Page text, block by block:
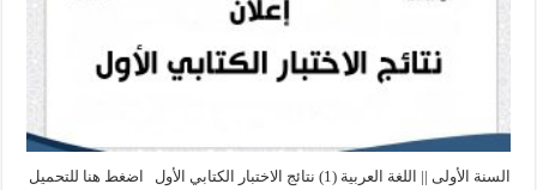
السنة الأولى || اللغة العربية (1) نتائج الاختبار الكتابي الأول اضغط هنا للتحميل